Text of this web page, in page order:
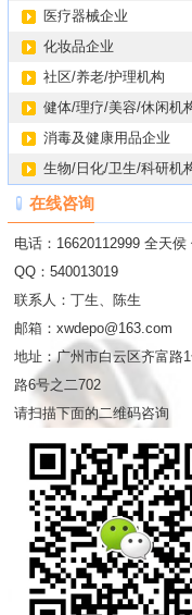
医疗器械企业
化妆品企业
社区/养老/护理机构
健体/理疗/美容/休闲机
消毒及健康用品企业
生物/日化/卫生/科研机
在线咨询
电话：16620112999 全天
QQ：540013019
联系人：丁生、陈生
邮箱：xwdepo@163.com
地址：广州市白云区齐富路
路6号之二702
请扫描下面的二维码咨询